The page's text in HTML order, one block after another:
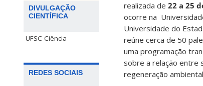
DIVULGAÇÃO
CIENTÍFICA
UFSC Ciência
REDES SOCIAIS
realizada de 22 a 25
ocorre na
Universidade do
reúne cerca de 50
uma programação
sobre a relação entre
regeneração